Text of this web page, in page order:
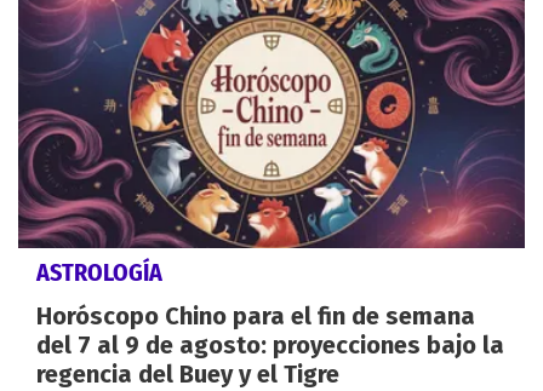
ASTROLOGÍA
Horóscopo Chino para el fin de semana
del 7 al 9 de agosto: proyecciones bajo la
regencia del Buey y el Tigre